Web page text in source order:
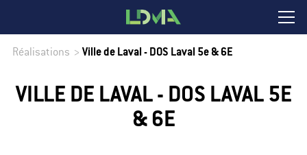
Réalisations > Ville de Laval - DOS Laval 5e & 6E
VILLE DE LAVAL - DOS LAVAL 5E
& 6E